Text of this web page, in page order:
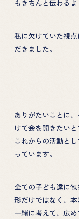
もきちんと伝わる
私に欠けていた視
だきました。
ありがたいことに
けて会を開きたいと
これからの活動と
っています。
全ての子ども達に包
形だけではなく、
一緒に考えて、広め